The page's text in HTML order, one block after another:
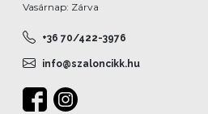
Vasárnap: Zárva
+36 70/422-3976
info@szaloncikk.hu